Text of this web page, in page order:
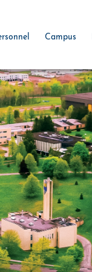
Campus